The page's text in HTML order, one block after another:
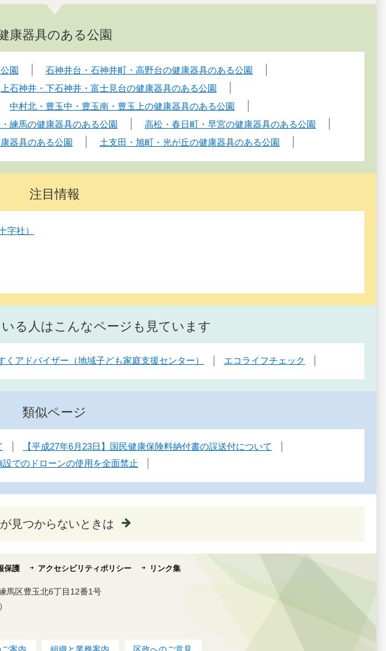
康器具のある公園
園
石神井台・石神井町・高野台の健康器具のある公園
上石神井・下石神井・富士見台の健康器具のある公園
中村北・豊玉中・豊玉南・豊玉上の健康器具のある公園
練馬の健康器具のある公園
高松・春日町・早宮の健康器具のある公園
器具のある公園 土支田・旭町・光が丘の健康器具のある公園
注目情報
字社）
る人はこんなページも見ています
くアドバイザー（地域子ども家庭支援センター） エコライフチェック
類似ページ
【平成27年6月23日】国民健康保険料納付書の誤送付について
でのドローンの使用を全面禁止
見つからないときは
保護 アクセシビリティポリシー リンク集
区豊玉北6丁目12番1号
案内 組織と業務案内 区政へのご意見